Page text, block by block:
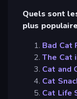
Quels sont
plus
Bad Cat
The Cat
Cat and
Cat
Cat Life